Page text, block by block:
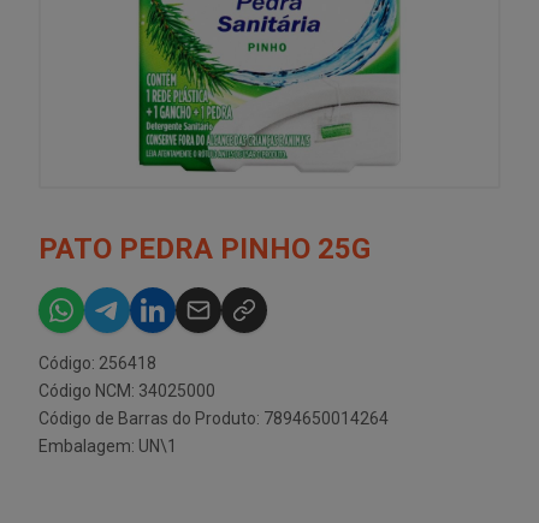
PATO PEDRA PINHO 25G
Código: 256418
Código NCM: 34025000
Código de Barras do Produto: 7894650014264
Embalagem: UN\1